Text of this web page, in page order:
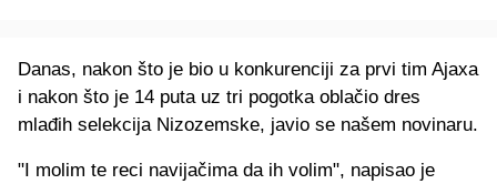
Danas, nakon što je bio u konkurenciji za prvi tim Ajaxa
i nakon što je 14 puta uz tri pogotka oblačio dres
mlađih selekcija Nizozemske, javio se našem novinaru.
"I molim te reci navijačima da ih volim", napisao je